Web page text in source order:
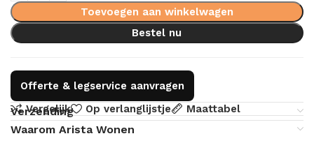
Toevoegen aan winkelwagen
Bestel nu
Offerte & legservice aanvragen
Vergelijk
Op verlanglijstje Maattabel
Verzending
Waarom Arista Wonen